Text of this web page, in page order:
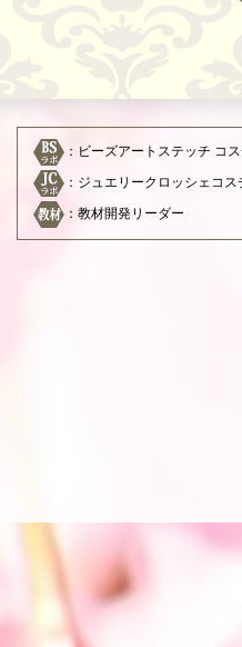
：ビーズアートステッチ コ
：ジュエリークロッシェコ
：教材開発リーダー